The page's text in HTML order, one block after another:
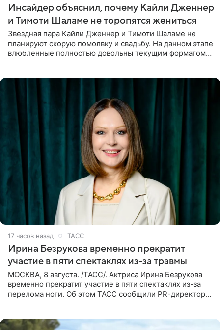
Инсайдер объяснил, почему Кайли Дженнер
и Тимоти Шаламе не торопятся жениться
Звездная пара Кайли Дженнер и Тимоти Шаламе не
планируют скорую помолвку и свадьбу. На данном этапе
влюбленные полностью довольны текущим форматом
17 часов назад ТАСС
Ирина Безрукова временно прекратит
участие в пяти спектаклях из-за травмы
МОСКВА, 8 августа. /ТАСС/. Актриса Ирина Безрукова
временно прекратит участие в пяти спектаклях из-за
перелома ноги. Об этом ТАСС сообщили PR-директор